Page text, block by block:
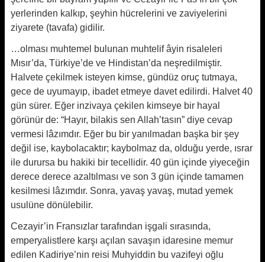
yerlerinden kalkıp, şeyhin hücrelerini ve zaviyelerini
ziyarete (tavafa) gidilir.
…olması muhtemel bulunan muhtelif âyin risaleleri
Mısır’da, Türkiye’de ve Hindistan’da neşredilmiştir.
Halvete çekilmek isteyen kimse, gündüz oruç tutmaya,
gece de uyumayıp, ibadet etmeye davet edilirdi. Halvet 40
gün sürer. Eğer inzivaya çekilen kimseye bir hayal
görünür de: “Hayır, bilakis sen Allah’tasın” diye cevap
vermesi lâzımdır. Eğer bu bir yanılmadan başka bir şey
değil ise, kaybolacaktır; kaybolmaz da, olduğu yerde, ısrar
ile durursa bu hakiki bir tecellidir. 40 gün içinde yiyeceğin
derece derece azaltılması ve son 3 gün içinde tamamen
kesilmesi lâzımdır. Sonra, yavaş yavaş, mutad yemek
usulüne dönülebilir.
Cezayir’in Fransızlar tarafından işgali sırasında,
emperyalistlere karşı açılan savaşın idaresine memur
edilen Kadiriye’nin reisi Muhyiddin bu vazifeyi oğlu